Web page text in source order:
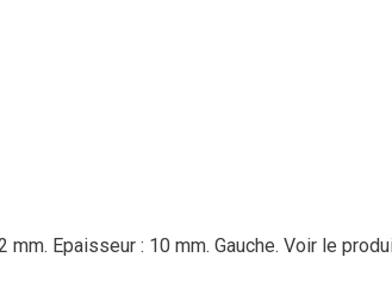
Epaisseur : 10 mm. Gauche. Voir le